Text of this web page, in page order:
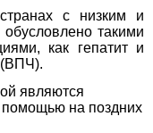
с низким и
такими
как гепатит и
(ВПЧ).
являются
на поздних